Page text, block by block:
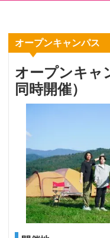
オープンキャンパス
オープンキャ
同時開催）